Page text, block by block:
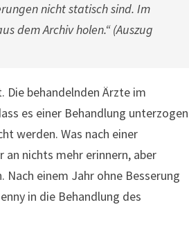
nicht statisch sind. Im
dem Archiv holen.“ (Auszug
Die behandelnden Ärzte im
es einer Behandlung unterzogen
werden. Was nach einer
nichts mehr erinnern, aber
einem Jahr ohne Besserung
in die Behandlung des